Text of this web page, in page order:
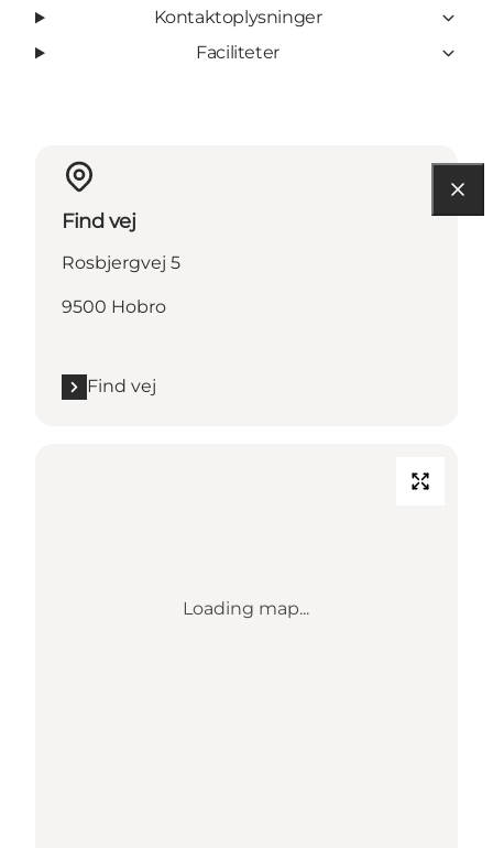
Kontaktoplysninger
Faciliteter
Find vej
Rosbjergvej 5
9500 Hobro
Find vej
Loading map...